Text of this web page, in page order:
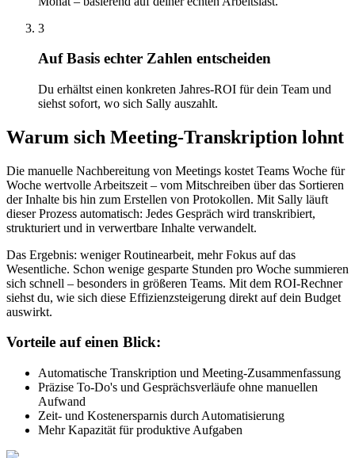
3
Auf Basis echter Zahlen entscheiden
Du erhältst einen konkreten Jahres-ROI für dein Team und
siehst sofort, wo sich Sally auszahlt.
Warum sich Meeting-Transkription lohnt
Die manuelle Nachbereitung von Meetings kostet Teams Woche für
Woche wertvolle Arbeitszeit – vom Mitschreiben über das Sortieren
der Inhalte bis hin zum Erstellen von Protokollen. Mit Sally läuft
dieser Prozess automatisch: Jedes Gespräch wird transkribiert,
strukturiert und in verwertbare Inhalte verwandelt.
Das Ergebnis: weniger Routinearbeit, mehr Fokus auf das
Wesentliche. Schon wenige gesparte Stunden pro Woche summieren
sich schnell – besonders in größeren Teams. Mit dem ROI-Rechner
siehst du, wie sich diese Effizienzsteigerung direkt auf dein Budget
auswirkt.
Vorteile auf einen Blick:
Automatische Transkription und Meeting-Zusammenfassung
Präzise To-Do's und Gesprächsverläufe ohne manuellen
Aufwand
Zeit- und Kostenersparnis durch Automatisierung
Mehr Kapazität für produktive Aufgaben